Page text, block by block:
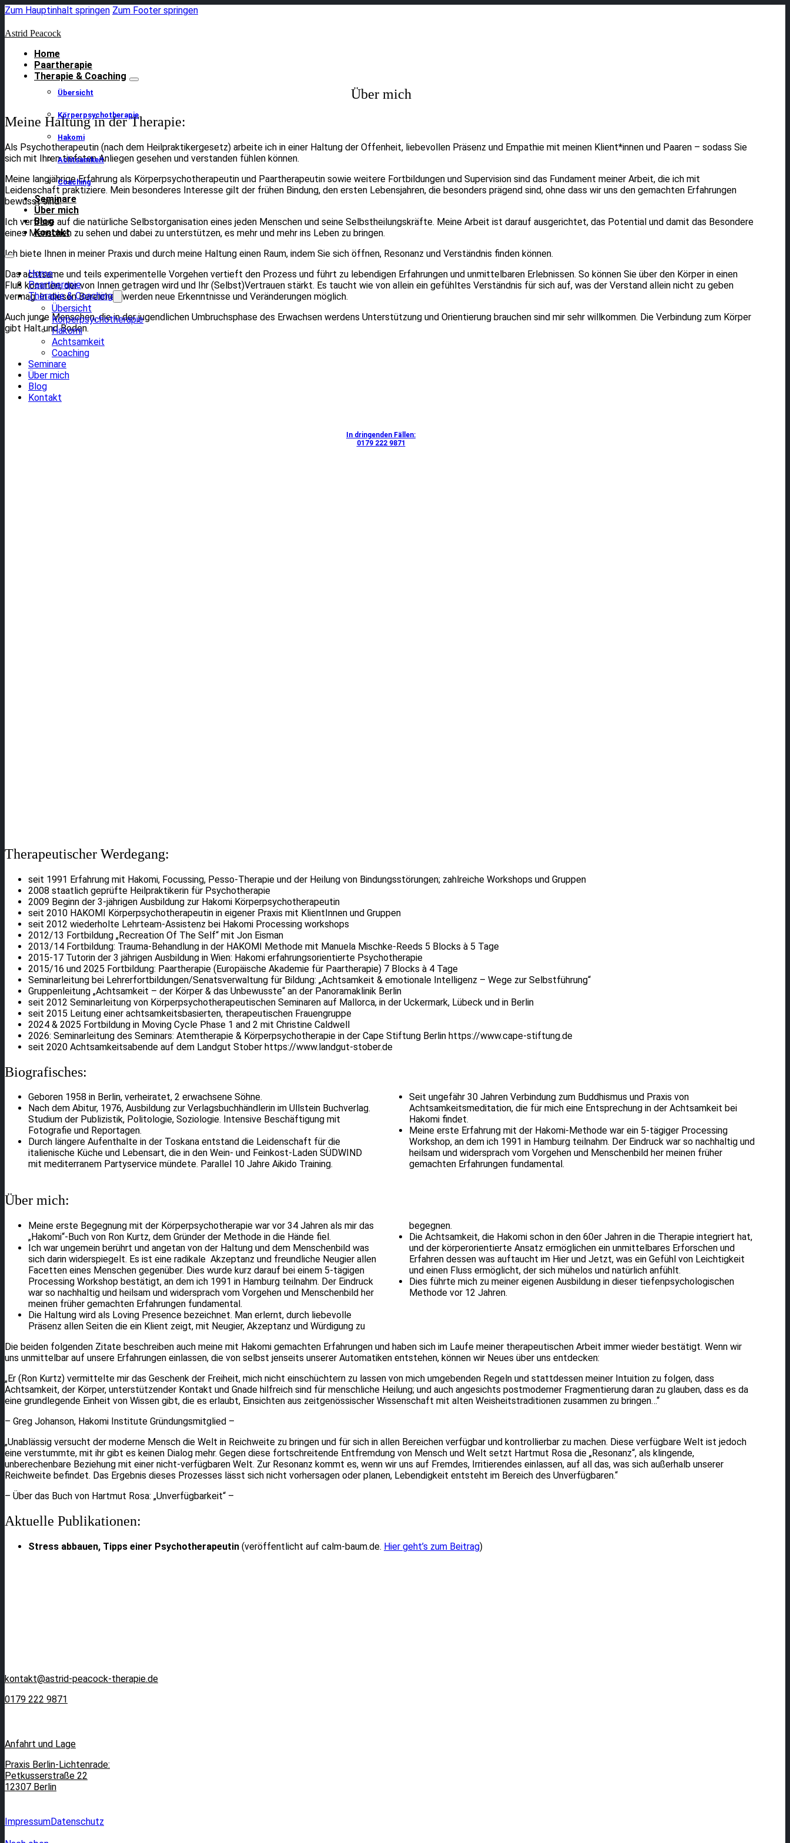
Zum Hauptinhalt springen Zum Footer springen
Astrid Peacock
Home
Paartherapie
Therapie & Coaching
Übersicht
Körperpsychotherapie
Hakomi
Achtsamkeit
Coaching
Seminare
Über mich
Blog
Kontakt
Home
Paartherapie
Therapie & Coaching
Übersicht
Körperpsychotherapie
Hakomi
Achtsamkeit
Coaching
Seminare
Über mich
Blog
Kontakt
In dringenden Fällen:
0179 222 9871
Über mich
Meine Haltung in der Therapie:
Als Psychotherapeutin (nach dem Heilpraktikergesetz) arbeite ich in einer Haltung der Offenheit, liebevollen Präsenz und Empathie mit meinen Klient*innen und Paaren – sodass Sie
sich mit Ihren tiefsten Anliegen gesehen und verstanden fühlen können.
Meine langjährige Erfahrung als Körperpsychotherapeutin und Paartherapeutin sowie weitere Fortbildungen und Supervision sind das Fundament meiner Arbeit, die ich mit
Leidenschaft praktiziere. Mein besonderes Interesse gilt der frühen Bindung, den ersten Lebensjahren, die besonders prägend sind, ohne dass wir uns den gemachten Erfahrungen
bewusst sind.
Ich vertraue auf die natürliche Selbstorganisation eines jeden Menschen und seine Selbstheilungskräfte. Meine Arbeit ist darauf ausgerichtet, das Potential und damit das Besondere
eines Menschen zu sehen und dabei zu unterstützen, es mehr und mehr ins Leben zu bringen.
Ich biete Ihnen in meiner Praxis und durch meine Haltung einen Raum, indem Sie sich öffnen, Resonanz und Verständnis finden können.
Das achtsame und teils experimentelle Vorgehen vertieft den Prozess und führt zu lebendigen Erfahrungen und unmittelbaren Erlebnissen. So können Sie über den Körper in einen
Fluß kommen, der von Innen getragen wird und Ihr (Selbst)Vertrauen stärkt. Es taucht wie von allein ein gefühltes Verständnis für sich auf, was der Verstand allein nicht zu geben
vermag. In diesen Bereichen werden neue Erkenntnisse und Veränderungen möglich.
Auch junge Menschen, die in der jugendlichen Umbruchsphase des Erwachsen werdens Unterstützung und Orientierung brauchen sind mir sehr willkommen. Die Verbindung zum Körper
gibt Halt und Boden.
Therapeutischer Werdegang:
seit 1991 Erfahrung mit Hakomi, Focussing, Pesso-Therapie und der Heilung von Bindungsstörungen; zahlreiche Workshops und Gruppen
2008 staatlich geprüfte Heilpraktikerin für Psychotherapie
2009 Beginn der 3-jährigen Ausbildung zur Hakomi Körperpsychotherapeutin
seit 2010 HAKOMI Körperpsychotherapeutin in eigener Praxis mit KlientInnen und Gruppen
seit 2012 wiederholte Lehrteam-Assistenz bei Hakomi Processing workshops
2012/13 Fortbildung „Recreation Of The Self“ mit Jon Eisman
2013/14 Fortbildung: Trauma-Behandlung in der HAKOMI Methode mit Manuela Mischke-Reeds 5 Blocks à 5 Tage
2015-17 Tutorin der 3 jährigen Ausbildung in Wien: Hakomi erfahrungsorientierte Psychotherapie
2015/16 und 2025 Fortbildung: Paartherapie (Europäische Akademie für Paartherapie) 7 Blocks à 4 Tage
Seminarleitung bei Lehrerfortbildungen/Senatsverwaltung für Bildung: „Achtsamkeit & emotionale Intelligenz – Wege zur Selbstführung“
Gruppenleitung „Achtsamkeit – der Körper & das Unbewusste“ an der Panoramaklinik Berlin
seit 2012 Seminarleitung von Körperpsychotherapeutischen Seminaren auf Mallorca, in der Uckermark, Lübeck und in Berlin
seit 2015 Leitung einer achtsamkeitsbasierten, therapeutischen Frauengruppe
2024 & 2025 Fortbildung in Moving Cycle Phase 1 and 2 mit Christine Caldwell
2026: Seminarleitung des Seminars: Atemtherapie & Körperpsychotherapie in der Cape Stiftung Berlin https://www.cape-stiftung.de
seit 2020 Achtsamkeitsabende auf dem Landgut Stober https://www.landgut-stober.de
Biografisches:
Geboren 1958 in Berlin, verheiratet, 2 erwachsene Söhne.
Nach dem Abitur, 1976, Ausbildung zur Verlagsbuchhändlerin im Ullstein Buchverlag.
Studium der Publizistik, Politologie, Soziologie. Intensive Beschäftigung mit
Fotografie und Reportagen.
Durch längere Aufenthalte in der Toskana entstand die Leidenschaft für die
italienische Küche und Lebensart, die in den Wein- und Feinkost-Laden SÜDWIND
mit mediterranem Partyservice mündete. Parallel 10 Jahre Aikido Training.
Seit ungefähr 30 Jahren Verbindung zum Buddhismus und Praxis von
Achtsamkeitsmeditation, die für mich eine Entsprechung in der Achtsamkeit bei
Hakomi findet.
Meine erste Erfahrung mit der Hakomi-Methode war ein 5-tägiger Processing
Workshop, an dem ich 1991 in Hamburg teilnahm. Der Eindruck war so nachhaltig und
heilsam und widersprach vom Vorgehen und Menschenbild her meinen früher
gemachten Erfahrungen fundamental.
Über mich:
Meine erste Begegnung mit der Körperpsychotherapie war vor 34 Jahren als mir das
„Hakomi“-Buch von Ron Kurtz, dem Gründer der Methode in die Hände fiel.
Ich war ungemein berührt und angetan von der Haltung und dem Menschenbild was
sich darin widerspiegelt. Es ist eine radikale Akzeptanz und freundliche Neugier allen
Facetten eines Menschen gegenüber. Dies wurde kurz darauf bei einem 5-tägigen
Processing Workshop bestätigt, an dem ich 1991 in Hamburg teilnahm. Der Eindruck
war so nachhaltig und heilsam und widersprach vom Vorgehen und Menschenbild her
meinen früher gemachten Erfahrungen fundamental.
Die Haltung wird als Loving Presence bezeichnet. Man erlernt, durch liebevolle
Präsenz allen Seiten die ein Klient zeigt, mit Neugier, Akzeptanz und Würdigung zu
begegnen.
Die Achtsamkeit, die Hakomi schon in den 60er Jahren in die Therapie integriert hat,
und der körperorientierte Ansatz ermöglichen ein unmittelbares Erforschen und
Erfahren dessen was auftaucht im Hier und Jetzt, was ein Gefühl von Leichtigkeit
und einen Fluss ermöglicht, der sich mühelos und natürlich anfühlt.
Dies führte mich zu meiner eigenen Ausbildung in dieser tiefenpsychologischen
Methode vor 12 Jahren.
Die beiden folgenden Zitate beschreiben auch meine mit Hakomi gemachten Erfahrungen und haben sich im Laufe meiner therapeutischen Arbeit immer wieder bestätigt. Wenn wir
uns unmittelbar auf unsere Erfahrungen einlassen, die von selbst jenseits unserer Automatiken entstehen, können wir Neues über uns entdecken:
„Er (Ron Kurtz) vermittelte mir das Geschenk der Freiheit, mich nicht einschüchtern zu lassen von mich umgebenden Regeln und stattdessen meiner Intuition zu folgen, dass
Achtsamkeit, der Körper, unterstützender Kontakt und Gnade hilfreich sind für menschliche Heilung; und auch angesichts postmoderner Fragmentierung daran zu glauben, dass es da
eine grundlegende Einheit von Wissen gibt, die es erlaubt, Einsichten aus zeitgenössischer Wissenschaft mit alten Weisheitstraditionen zusammen zu bringen…“
– Greg Johanson, Hakomi Institute Gründungsmitglied –
„Unablässig versucht der moderne Mensch die Welt in Reichweite zu bringen und für sich in allen Bereichen verfügbar und kontrollierbar zu machen. Diese verfügbare Welt ist jedoch
eine verstummte, mit ihr gibt es keinen Dialog mehr. Gegen diese fortschreitende Entfremdung von Mensch und Welt setzt Hartmut Rosa die „Resonanz“, als klingende,
unberechenbare Beziehung mit einer nicht-verfügbaren Welt. Zur Resonanz kommt es, wenn wir uns auf Fremdes, Irritierendes einlassen, auf all das, was sich außerhalb unserer
Reichweite befindet. Das Ergebnis dieses Prozesses lässt sich nicht vorhersagen oder planen, Lebendigkeit entsteht im Bereich des Unverfügbaren.“
– Über das Buch von Hartmut Rosa: „Unverfügbarkeit“ –
Aktuelle Publikationen:
Stress abbauen, Tipps einer Psychotherapeutin (veröffentlicht auf calm-baum.de. Hier geht’s zum Beitrag)
kontakt@astrid-peacock-therapie.de
0179 222 9871
Anfahrt und Lage
Praxis Berlin-Lichtenrade:
Petkusserstraße 22
12307 Berlin
ImpressumDatenschutz